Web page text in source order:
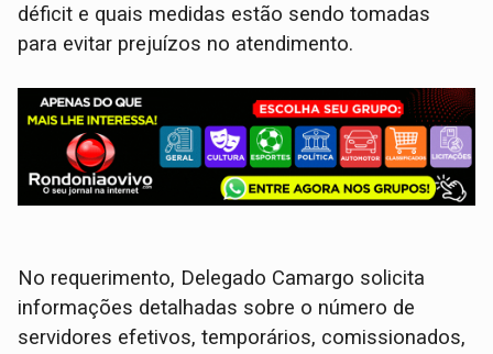
déficit e quais medidas estão sendo tomadas
para evitar prejuízos no atendimento.
No requerimento, Delegado Camargo solicita
informações detalhadas sobre o número de
servidores efetivos, temporários, comissionados,